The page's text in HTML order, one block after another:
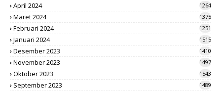
April 2024 1264
Maret 2024 1375
Februari 2024 1251
Januari 2024 1515
Desember 2023 1410
November 2023 1497
Oktober 2023 1543
September 2023 1489